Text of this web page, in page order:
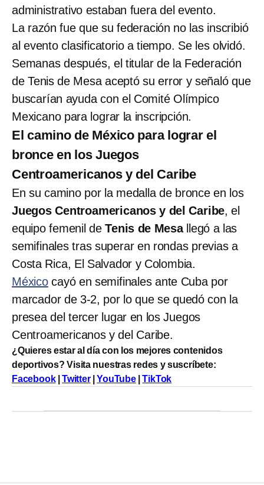
administrativo estaban fuera del evento.
La razón fue que su federación no las inscribió
al evento clasificatorio a tiempo. Se les olvidó.
Semanas después, el titular de la Federación
de Tenis de Mesa aceptó su error y señaló que
buscarían ayuda con el Comité Olímpico
Mexicano para lograr la inscripción.
El camino de México para lograr el
bronce en los Juegos
Centroamericanos y del Caribe
En su camino por la medalla de bronce en los
Juegos Centroamericanos y del Caribe, el
equipo femenil deTenis de Mesallegó a las
semifinales tras superar en rondas previas a
Costa Rica, El Salvador y Colombia.
Méxicocayó en semifinales ante Cuba por
marcador de 3-2, por lo que se quedó con la
presea del tercer lugar en los Juegos
Centroamericanos y del Caribe.
¿Quieres estar al día con los mejores contenidos
deportivos? Visita nuestras redes y suscríbete:
Facebook|Twitter|YouTube|TikTok